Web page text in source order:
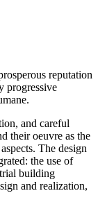
reputation
progressive
and careful
their oeuvre as the
The design
the use of
building
and realization,